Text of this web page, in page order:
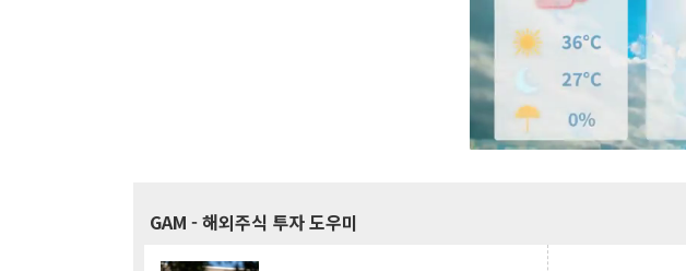
GAM - 해외주식 투자 도우미